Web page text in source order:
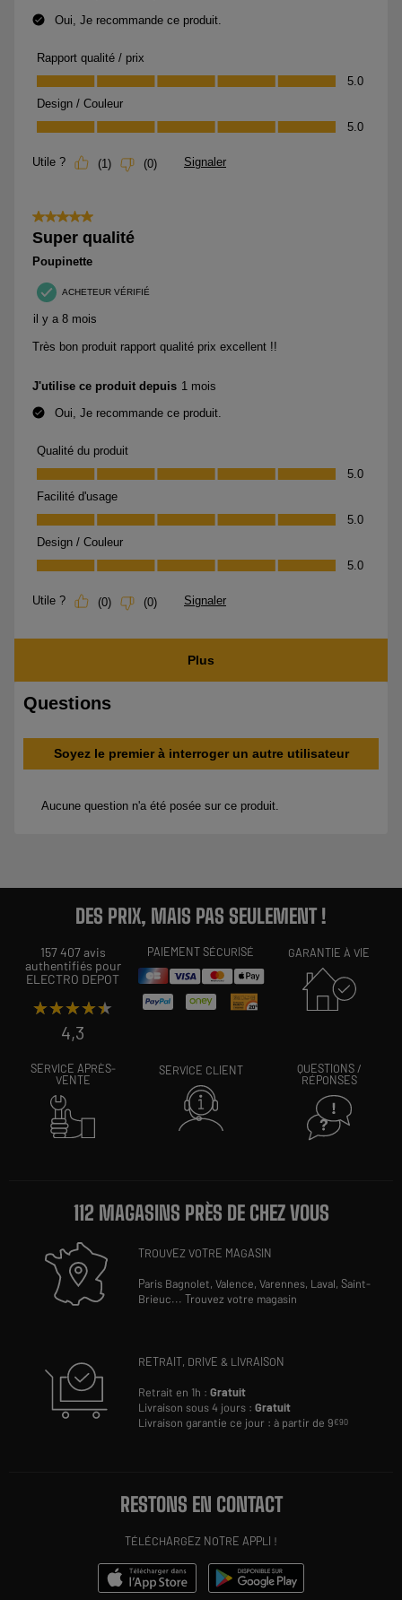
DES PRIX, MAIS PAS SEULEMENT !
157 407 avis
authentifiés pour
ELECTRO DEPOT
★★★★★
★★★★★
4,3
PAIEMENT SÉCURISÉ GARANTIE À VIE
SERVICE APRÈS-
VENTE
SERVICE CLIENT
QUESTIONS /
RÉPONSES
112 MAGASINS PRÈS DE CHEZ VOUS
TROUVEZ VOTRE MAGASIN
Paris Bagnolet,Valence,Varennes, Laval,Saint-
Brieuc...Trouvez votre magasin
RETRAIT, DRIVE & LIVRAISON
Retrait en 1h :Gratuit
Livraison sous 4 jours :Gratuit
Livraison garantie ce jour : à partir de 9€90
RESTONS EN CONTACT
TÉLÉCHARGEZ NOTRE APPLI !